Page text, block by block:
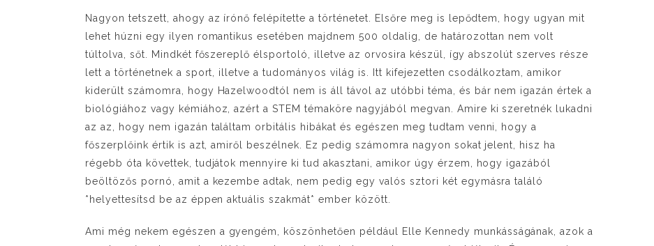
Nagyon tetszett, ahogy az írónő felépítette a történetet. Elsőre meg is lepődtem, hogy ugyan mit
lehet húzni egy ilyen romantikus esetében majdnem 500 oldalig, de határozottan nem volt
túltolva, sőt. Mindkét főszereplő élsportoló, illetve az orvosira készül, így abszolút szerves része
lett a történetnek a sport, illetve a tudományos világ is. Itt kifejezetten csodálkoztam, amikor
kiderült számomra, hogy Hazelwoodtól nem is áll távol az utóbbi téma, és bár nem igazán értek a
biológiához vagy kémiához, azért a STEM témaköre nagyjából megvan. Amire ki szeretnék lukadni
az az, hogy nem igazán találtam orbitális hibákat és egészen meg tudtam venni, hogy a
főszerplőink értik is azt, amiről beszélnek. Ez pedig számomra nagyon sokat jelent, hisz ha
régebb óta követtek, tudjátok mennyire ki tud akasztani, amikor úgy érzem, hogy igazából
beöltözős pornó, amit a kezembe adtak, nem pedig egy valós sztori két egymásra találó
*helyettesítsd be az éppen aktuális szakmát* ember között.
Ami még nekem egészen a gyengém, köszönhetően például Elle Kennedy munkásságának, azok a